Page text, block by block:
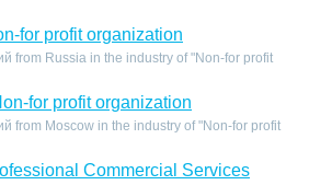
for profit organization
from Russia in the industry of "Non-for profit
for profit organization
from Moscow in the industry of "Non-for profit
Commercial Services